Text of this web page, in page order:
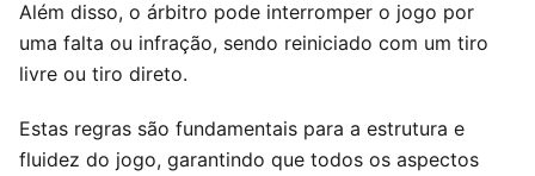
Além disso, o árbitro pode interromper o jogo por
uma falta ou infração, sendo reiniciado com um tiro
livre ou tiro direto.
Estas regras são fundamentais para a estrutura e
fluidez do jogo, garantindo que todos os aspectos